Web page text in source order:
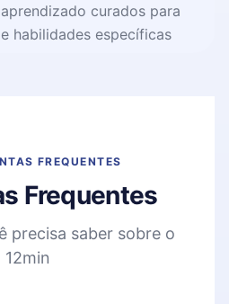
curados para
habilidades específicas
FREQUENTES
Frequentes
precisa saber sobre o
12min